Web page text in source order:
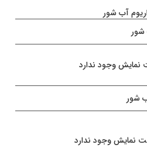
آب شور
شور
وجود ندارد
شور
نمایش وجود ندارد